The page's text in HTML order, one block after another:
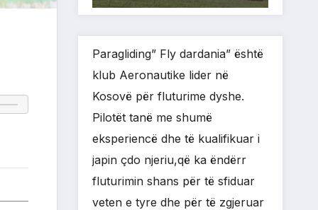
Paragliding” Fly dardania” është
klub Aeronautike lider në
Kosovë për fluturime dyshe.
Pilotët tanë me shumë
eksperiencë dhe të kualifikuar i
japin çdo njeriu,që ka ëndërr
fluturimin shans për të sfiduar
veten e tyre dhe për të zgjeruar